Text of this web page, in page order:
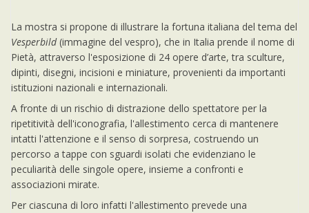
La mostra si propone di illustrare la fortuna italiana del tema del
Vesperbild(immagine del vespro), che in Italia prende il nome di
Pietà, attraverso l'esposizione di 24 opere d’arte, tra sculture,
dipinti, disegni, incisioni e miniature, provenienti da importanti
istituzioni nazionali e internazionali.
A fronte di un rischio di distrazione dello spettatore per la
ripetitività dell'iconografia, l'allestimento cerca di mantenere
intatti l'attenzione e il senso di sorpresa, costruendo un
percorso a tappe con sguardi isolati che evidenziano le
peculiarità delle singole opere, insieme a confronti e
associazioni mirate.
Per ciascuna di loro infatti l'allestimento prevede una